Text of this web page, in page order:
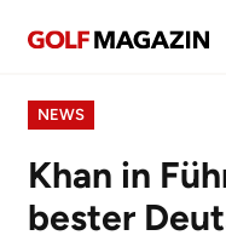
NEWS
Khan in
bester